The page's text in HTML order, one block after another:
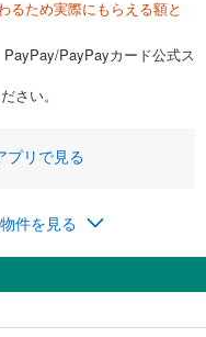
3,198万円
額を入力してくださ
目安です。
万円
ください。
って異なります。
るため実際にもらえる額と
PayPayカード公式ス
さい。
プリで見る
件を見る